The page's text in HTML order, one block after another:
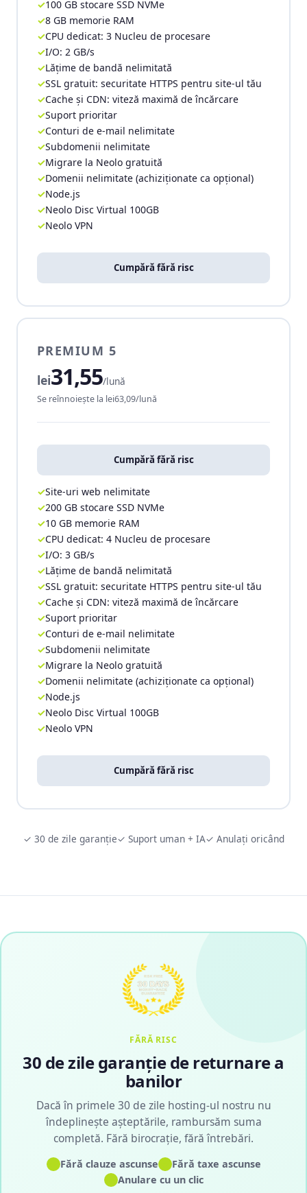
100 GB stocare SSD NVMe
8 GB memorie RAM
CPU dedicat: 3 Nucleu de procesare
I/O: 2 GB/s
Lățime de bandă nelimitată
SSL gratuit: securitate HTTPS pentru site-ul tău
Cache și CDN: viteză maximă de încărcare
Suport prioritar
Conturi de e-mail nelimitate
Subdomenii nelimitate
Migrare la Neolo gratuită
Domenii nelimitate (achiziționate ca opțional)
Node.js
Neolo Disc Virtual 100GB
Neolo VPN
Cumpără fără risc
PREMIUM 5
lei31,55/lună
Se reînnoiește la lei63,09/lună
Cumpără fără risc
Site-uri web nelimitate
200 GB stocare SSD NVMe
10 GB memorie RAM
CPU dedicat: 4 Nucleu de procesare
I/O: 3 GB/s
Lățime de bandă nelimitată
SSL gratuit: securitate HTTPS pentru site-ul tău
Cache și CDN: viteză maximă de încărcare
Suport prioritar
Conturi de e-mail nelimitate
Subdomenii nelimitate
Migrare la Neolo gratuită
Domenii nelimitate (achiziționate ca opțional)
Node.js
Neolo Disc Virtual 100GB
Neolo VPN
Cumpără fără risc
✓ 30 de zile garanție✓ Suport uman + IA✓ Anulați oricând
FĂRĂ RISC
30 de zile garanție de returnare a
banilor
Dacă în primele 30 de zile hosting-ul nostru nu
îndeplinește așteptările, rambursăm suma
completă. Fără birocrație, fără întrebări.
✓Fără clauze ascunse✓Fără taxe ascunse
✓Anulare cu un clic